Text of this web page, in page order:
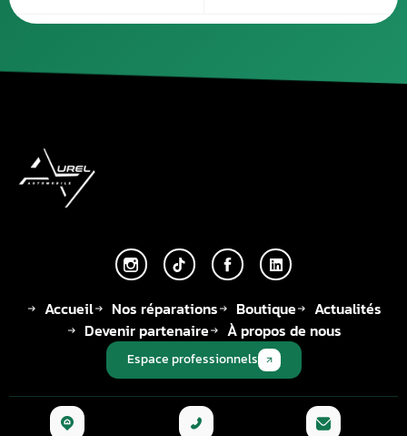
Accueil Nos réparations Boutique
Actualités
Devenir partenaire
À propos de nous
Espace professionnels